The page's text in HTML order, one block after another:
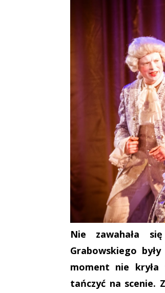
Nie zawahała
Grabowskiego
moment nie kryła
tańczyć na scenie.